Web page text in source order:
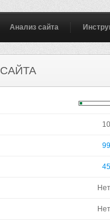
Анализ сайта
10
99
45
Нет
Нет